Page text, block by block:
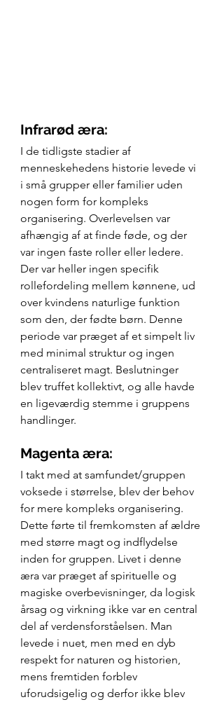
Infrarød æra:
I de tidligste stadier af
menneskehedens historie levede vi
i små grupper eller familier uden
nogen form for kompleks
organisering. Overlevelsen var
afhængig af at finde føde, og der
var ingen faste roller eller ledere.
Der var heller ingen specifik
rollefordeling mellem kønnene, ud
over kvindens naturlige funktion
som den, der fødte børn. Denne
periode var præget af et simpelt liv
med minimal struktur og ingen
centraliseret magt. Beslutninger
blev truffet kollektivt, og alle havde
en ligeværdig stemme i gruppens
handlinger.
Magenta æra:
I takt med at samfundet/gruppen
voksede i størrelse, blev der behov
for mere kompleks organisering.
Dette førte til fremkomsten af ældre
med større magt og indflydelse
inden for gruppen. Livet i denne
æra var præget af spirituelle og
magiske overbevisninger, da logisk
årsag og virkning ikke var en central
del af verdensforståelsen. Man
levede i nuet, men med en dyb
respekt for naturen og historien,
mens fremtiden forblev
uforudsigelig og derfor ikke blev